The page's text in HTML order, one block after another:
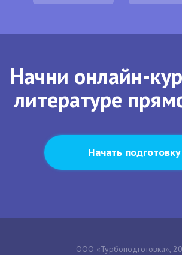
Начни онлайн-
литературе
Начать подготовку
ООО «Турбоподготовка»,